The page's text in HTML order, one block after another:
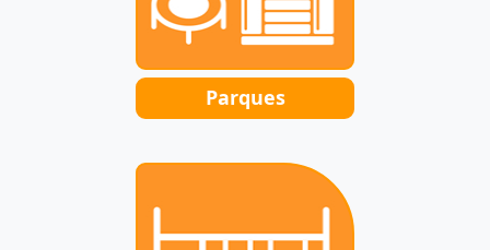
Parques